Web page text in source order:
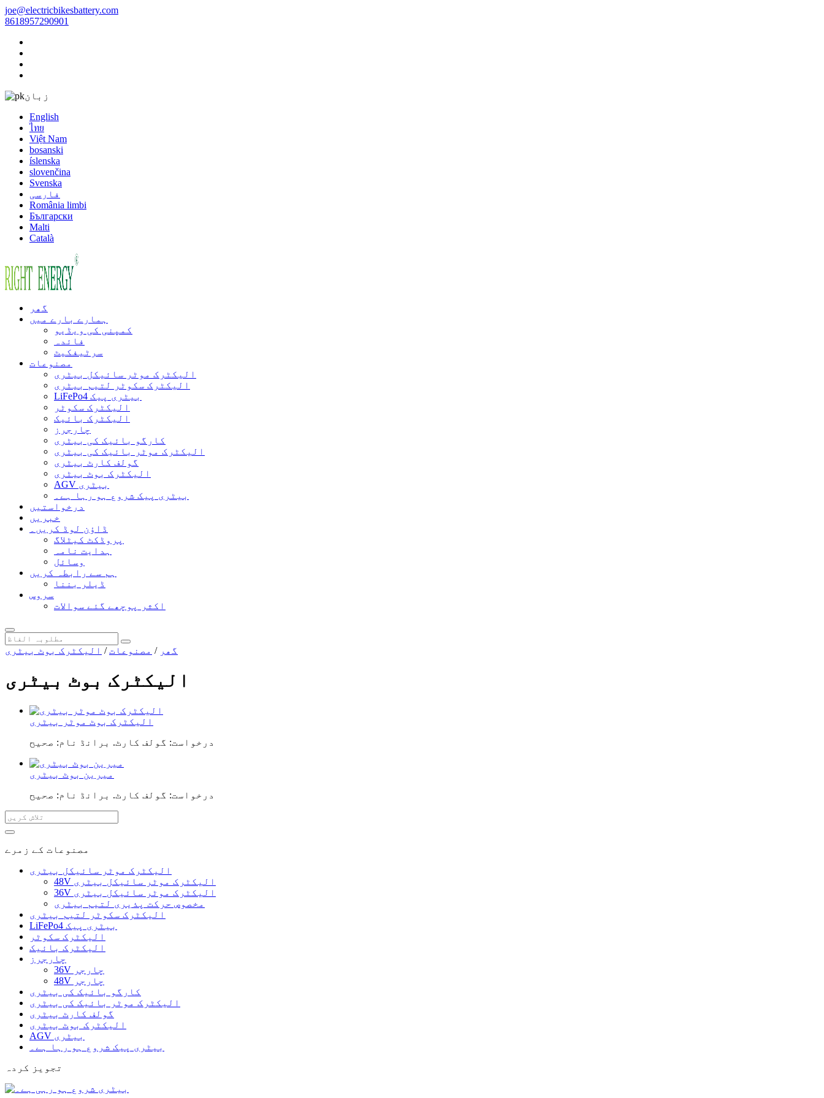
joe@electricbikesbattery.com
8618957290901
زبان
English
ไทย
Việt Nam
bosanski
íslenska
slovenčina
Svenska
فارسی
România limbi
Български
Malti
Català
گھر
ہمارے بارے میں
کمپنی کی ویڈیو
فائدہ
سرٹیفکیٹ
مصنوعات
الیکٹرک موٹر سائیکل بیٹری
الیکٹرک سکوٹر لتیم بیٹری
LiFePo4 بیٹری پیک
الیکٹرک سکوٹر
الیکٹرک بائیک
چارجرز
کارگو بائیک کی بیٹری
الیکٹرک موٹر بائیک کی بیٹری
گولف کارٹ بیٹری
الیکٹرک بوٹ بیٹری
AGV بیٹری
بیٹری پیک شروع ہو رہا ہے۔
درخواستیں
خبریں
ڈاؤن لوڈ کریں۔
پروڈکٹ کیٹلاگ
ہدایت نامہ
وسائل
ہم سے رابطہ کریں
ڈیلر بننا
سروس
اکثر پوچھے گئے سوالات
گھر / مصنوعات/ الیکٹرک بوٹ بیٹری
الیکٹرک بوٹ بیٹری
الیکٹرک بوٹ موٹر بیٹری
درخواست: گولف کارٹ. برانڈ نام: صحیح
میرین بوٹ بیٹری
درخواست: گولف کارٹ. برانڈ نام: صحیح
مصنوعات کے زمرے
الیکٹرک موٹر سائیکل بیٹری
48V الیکٹرک موٹر سائیکل بیٹری
36V الیکٹرک موٹر سائیکل بیٹری
مخصوص حرکت پذیری لتیم بیٹری
الیکٹرک سکوٹر لتیم بیٹری
LiFePo4 بیٹری پیک
الیکٹرک سکوٹر
الیکٹرک بائیک
چارجرز
36V چارجر
48V چارجر
کارگو بائیک کی بیٹری
الیکٹرک موٹر بائیک کی بیٹری
گولف کارٹ بیٹری
الیکٹرک بوٹ بیٹری
AGV بیٹری
بیٹری پیک شروع ہو رہا ہے۔
تجویز کردہ